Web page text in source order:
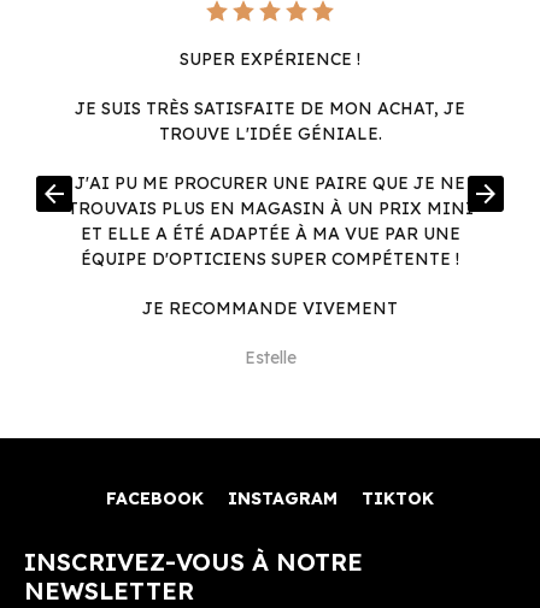
SUPER EXPÉRIENCE !
JE SUIS TRÈS SATISFAITE DE MON ACHAT, JE
TROUVE L'IDÉE GÉNIALE.
J'AI PU ME PROCURER UNE PAIRE QUE JE NE
TROUVAIS PLUS EN MAGASIN À UN PRIX MINI
ET ELLE A ÉTÉ ADAPTÉE À MA VUE PAR UNE
ÉQUIPE D'OPTICIENS SUPER COMPÉTENTE !
JE RECOMMANDE VIVEMENT
Estelle
arrow_back arrow_forward
FACEBOOK INSTAGRAM TIKTOK
INSCRIVEZ-VOUS À NOTRE
NEWSLETTER